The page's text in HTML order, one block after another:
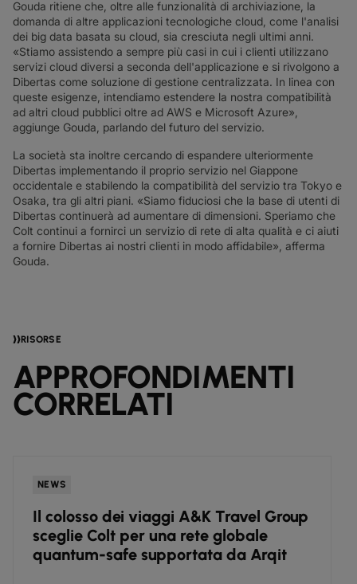
Gouda ritiene che, oltre alle funzionalità di archiviazione, la
domanda di altre applicazioni tecnologiche cloud, come l'analisi
dei big data basata su cloud, sia cresciuta negli ultimi anni.
«Stiamo assistendo a sempre più casi in cui i clienti utilizzano
servizi cloud diversi a seconda dell'applicazione e si rivolgono a
Dibertas come soluzione di gestione centralizzata. In linea con
queste esigenze, intendiamo estendere la nostra compatibilità
ad altri cloud pubblici oltre ad AWS e Microsoft Azure»,
aggiunge Gouda, parlando del futuro del servizio.
La società sta inoltre cercando di espandere ulteriormente
Dibertas implementando il proprio servizio nel Giappone
occidentale e stabilendo la compatibilità del servizio tra Tokyo e
Osaka, tra gli altri piani. «Siamo fiduciosi che la base di utenti di
Dibertas continuerà ad aumentare di dimensioni. Speriamo che
Colt continui a fornirci un servizio di rete di alta qualità e ci aiuti
a fornire Dibertas ai nostri clienti in modo affidabile», afferma
Gouda.
RISORSE
APPROFONDIMENTI
CORRELATI
NEWS
Il colosso dei viaggi A&K Travel Group
sceglie Colt per una rete globale
quantum-safe supportata da Arqit